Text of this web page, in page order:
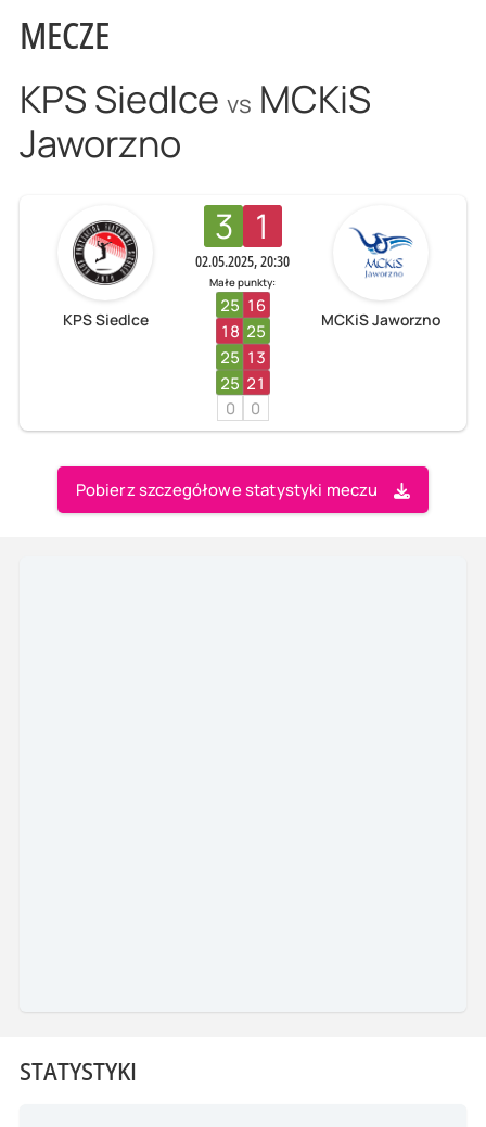
MECZE
KPS Siedlce vs MCKiS
Jaworzno
KPS Siedlce
3 1
02.05.2025, 20:30
Małe punkty:
25 16
18 25
25 13
25 21
0
0
MCKiS Jaworzno
Pobierz szczegółowe statystyki meczu
STATYSTYKI